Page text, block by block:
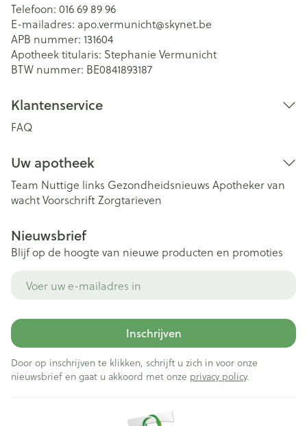
Telefoon: 016 69 89 96
E-mailadres: apo.vermunicht@skynet.be
APB nummer: 131604
Apotheek titularis: Stephanie Vermunicht
BTW nummer: BE0841893187
Klantenservice
FAQ
Uw apotheek
Team Nuttige links Gezondheidsnieuws Apotheker van
wachtVoorschriftZorgtarieven
Nieuwsbrief
Blijf op de hoogte van nieuwe producten en promoties
Inschrijven
Door op inschrijven te klikken, schrijft u zich in voor onze
nieuwsbrief en gaat u akkoord met onze privacy policy.